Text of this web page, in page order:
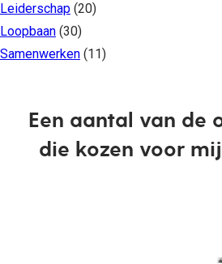
Leiderschap (20)
Loopbaan (30)
Samenwerken (11)
Een aantal van de
die kozen voor